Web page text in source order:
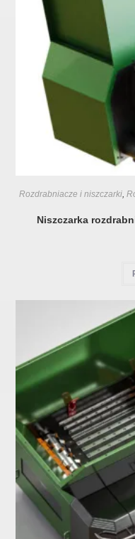
Rozdrabniacze i niszczarki,
Niszczarka